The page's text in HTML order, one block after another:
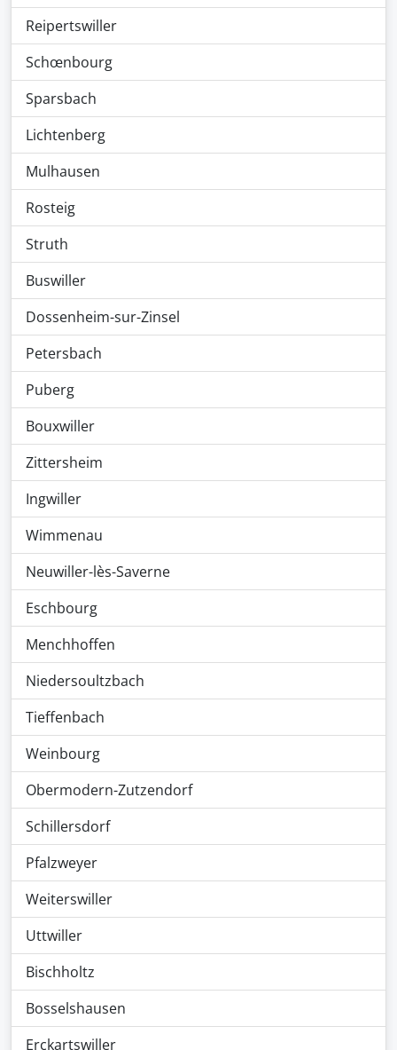
Reipertswiller
Schœnbourg
Sparsbach
Lichtenberg
Mulhausen
Rosteig
Struth
Buswiller
Dossenheim-sur-Zinsel
Petersbach
Puberg
Bouxwiller
Zittersheim
Ingwiller
Wimmenau
Neuwiller-lès-Saverne
Eschbourg
Menchhoffen
Niedersoultzbach
Tieffenbach
Weinbourg
Obermodern-Zutzendorf
Schillersdorf
Pfalzweyer
Weiterswiller
Uttwiller
Bischholtz
Bosselshausen
Erckartswiller